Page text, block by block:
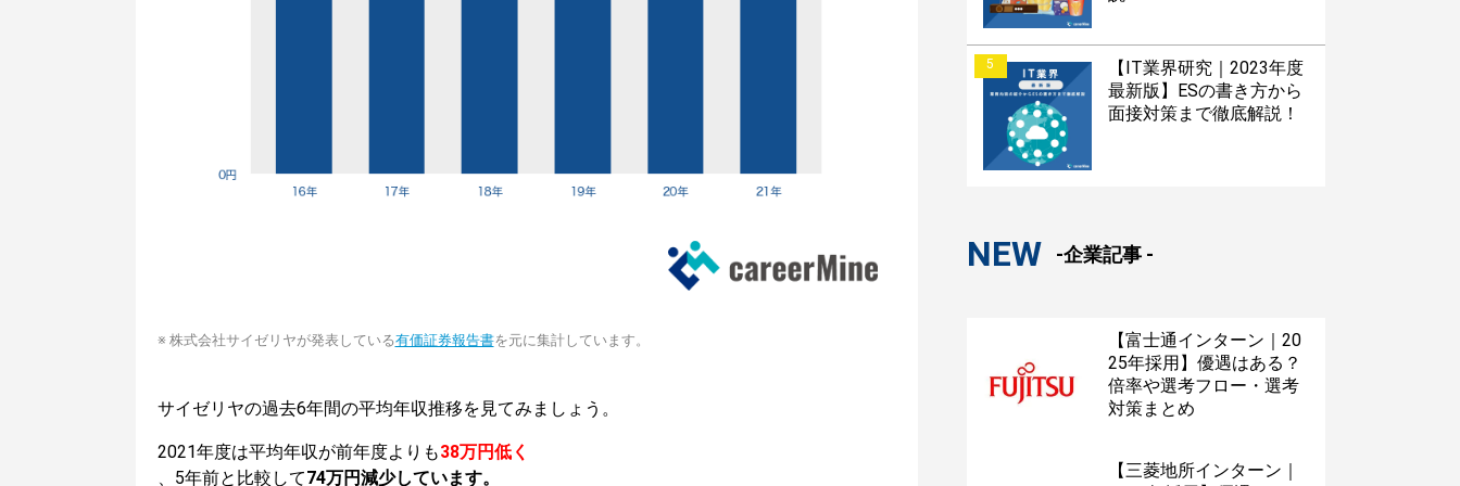
※ 株式会社サイゼリヤが発表している有価証券報告書を元に集計しています。
サイゼリヤの過去6年間の平均年収推移を見てみましょう。
2021年度は平均年収が前年度よりも38万円低く
、5年前と比較して74万円減少しています。
5
【IT業界研究｜2023年度
最新版】ESの書き方から
面接対策まで徹底解説！
NEW -企業記事 -
【富士通インターン｜20
25年採用】優遇はある？
倍率や選考フロー・選考
対策まとめ
【三菱地所インターン｜